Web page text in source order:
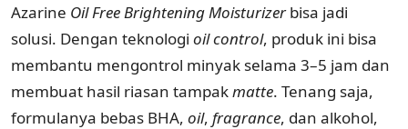
Azarine Oil Free Brightening Moisturizerbisa jadi
solusi. Dengan teknologi oil control, produk ini bisa
membantu mengontrol minyak selama 3–5 jam dan
membuat hasil riasan tampakmatte. Tenang saja,
formulanya bebas BHA, oil, fragrance, dan alkohol,